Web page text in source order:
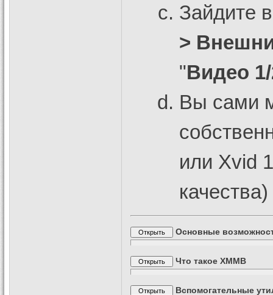
Зайдите
>
"Видео
Вы сами
или Xvid
качества)
Основные
Что такое XMMB
Вспомогательные